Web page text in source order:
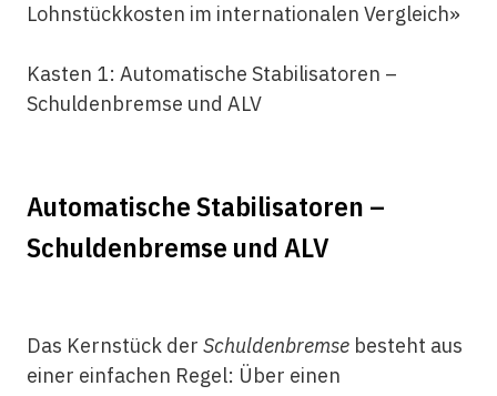
Lohnstückkosten im internationalen Vergleich»
Kasten 1: Automatische Stabilisatoren –
Schuldenbremse und ALV
Automatische Stabilisatoren –
Schuldenbremse und ALV
Das Kernstück der Schuldenbremsebesteht aus
einer einfachen Regel: Über einen